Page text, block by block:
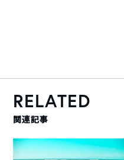
RELATED
関連記事